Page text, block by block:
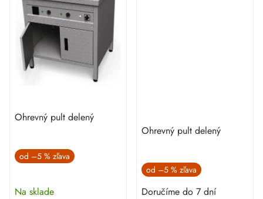
Ohrevný pult delený
od –5 %
Na sklade
Ohrevný pult delený
od –5 %
Doručíme do 7 dní